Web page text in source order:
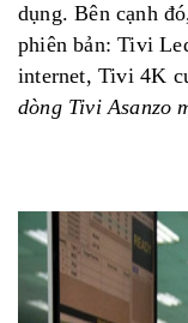
dụng. Bên cạnh
phiên bản: Tivi
internet, Tivi 4K
dòng Tivi Asanzo